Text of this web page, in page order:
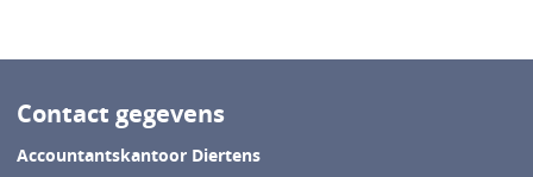
Contact gegevens
Accountantskantoor Diertens